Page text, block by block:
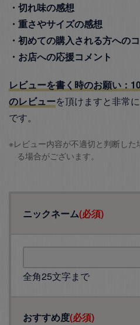
・切れ味の感想
・重さやサイズの感想
・初めての購入される方への
・お店への応援コメント
レビューを書く時のお願い：
のレビューを頂けますと非常
です。
※レビュー内容が不適切と判断し
る場合がございます。
ニックネーム(必須)
全角25文字まで
おすすめ度(必須)